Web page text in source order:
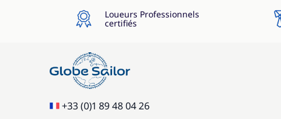
Loueurs Professionnels
certifiés
+33 (0)1 89 48 04 26